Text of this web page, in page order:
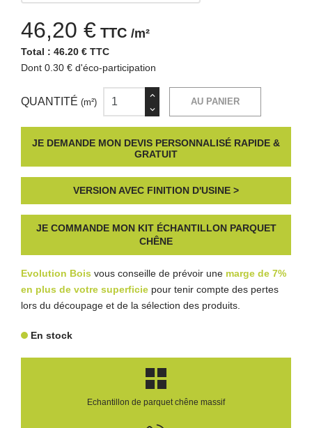
46,20 € TTC /m²
Total : 46.20 € TTC
Dont 0.30 € d'éco-participation
QUANTITÉ (m²) AU PANIER
JE DEMANDE MON DEVIS PERSONNALISÉ RAPIDE &
GRATUIT
VERSION AVEC FINITION D'USINE >
JE COMMANDE MON KIT ÉCHANTILLON PARQUET
CHÊNE
Evolution Bois vous conseille de prévoir une marge de 7%
en plus de votre superficie pour tenir compte des pertes
lors du découpage et de la sélection des produits.
En stock
Echantillon de parquet chêne massif